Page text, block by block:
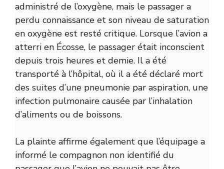
administré de l’oxygène, mais le passager a
perdu connaissance et son niveau de saturation
en oxygène est resté critique. Lorsque l’avion a
atterri en Écosse, le passager était inconscient
depuis trois heures et demie. Il a été
transporté à l’hôpital, où il a été déclaré mort
des suites d’une pneumonie par aspiration, une
infection pulmonaire causée par l’inhalation
d’aliments ou de boissons.
La plainte affirme également que l’équipage a
informé le compagnon non identifié du